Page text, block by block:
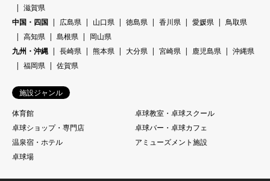
滋賀県
中国・四国
広島県 山口県 徳島県 香川県 愛媛県
鳥取県
高知県
島根県
岡山県
九州・沖縄
長崎県 熊本県 大分県 宮崎県 鹿児島県
沖縄県
福岡県
佐賀県
施設ジャンル
体育館
卓球教室・卓球スクール
卓球ショップ・専門店
卓球バー・卓球カフェ
温泉宿・ホテル
アミューズメント施設
卓球場